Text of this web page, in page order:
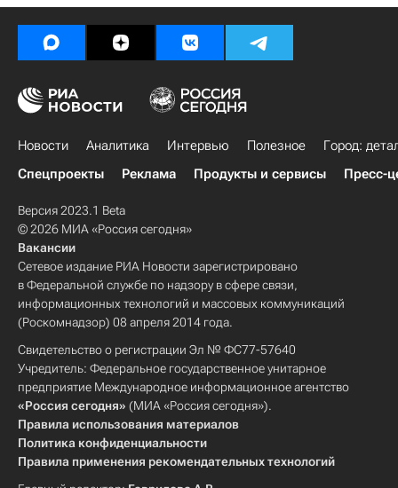
Новости Аналитика Интервью Полезное
Город:
Спецпроекты
Реклама Продукты и сервисы Пресс-
Версия 2023.1 Beta
© 2026 МИА «Россия сегодня»
Вакансии
Сетевое издание РИА Новости зарегистрировано
в Федеральной службе по надзору в сфере связи,
информационных технологий и массовых коммуникаций
(Роскомнадзор) 08 апреля 2014 года.
Свидетельство о регистрации Эл № ФС77-57640
Учредитель: Федеральное государственное унитарное
предприятие Международное информационное агентство
«Россия сегодня» (МИА «Россия сегодня»).
Правила использования материалов
Политика конфиденциальности
Правила применения рекомендательных технологий